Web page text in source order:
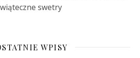
swetry
WPISY